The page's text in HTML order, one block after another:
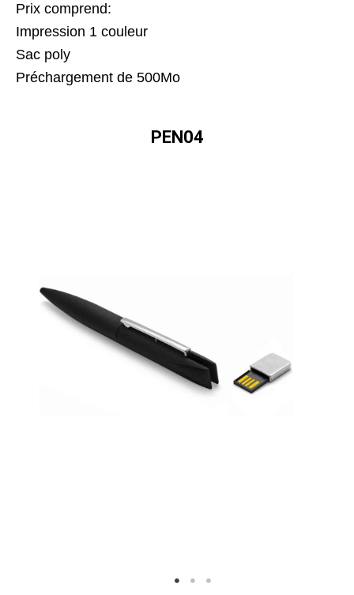
Prix comprend:
Impression 1 couleur
Sac poly
Préchargement de 500Mo
PEN04